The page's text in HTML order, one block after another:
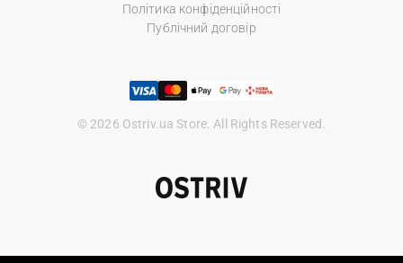
Політика конфіденційності
Публічний договір
© 2026 Ostriv.ua Store. All Rights Reserved.